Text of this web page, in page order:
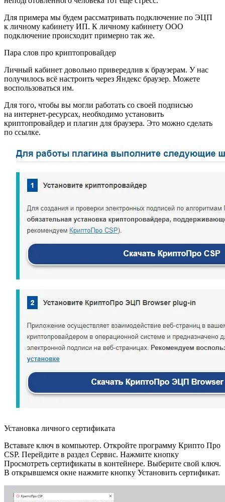
Для примера мы будем рассматривать подключение по ЭЦП
к личному кабинету ИП. К личному кабинету ООО
подключение происходит примерно так же.
Пара слов про криптопровайдер
Личный кабинет довольно привередлив к браузерам. У нас
получилось всё настроить через Яндекс браузер. Можете
воспользоваться им.
Для того, чтобы вы могли работать со своей подписью
на интернет-ресурсах, необходимо установить
криптопровайдер и плагин для браузера. Это можно сделать
по ссылке.
Установка личного сертификата
Вставьте ключ в компьютер. Откройте программу Крипто Про
CSP. Перейдите в раздел Сервис. Нажмите кнопку
Просмотреть сертификаты в контейнере. Выберите свой ключ.
В открывшемся окне нажмите кнопку Установить сертификат.